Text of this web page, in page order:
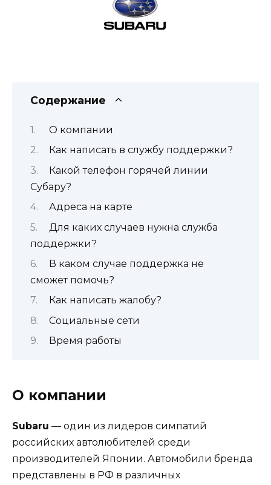
Содержание
О компании
Как написать в службу поддержки?
Какой телефон горячей линии
Субару?
Адреса на карте
Для каких случаев нужна служба
поддержки?
В каком случае поддержка не
сможет помочь?
Как написать жалобу?
Социальные сети
Время работы
О компании
Subaru — один из лидеров симпатий
российских автолюбителей среди
производителей Японии. Автомобили бренда
представлены в РФ в различных